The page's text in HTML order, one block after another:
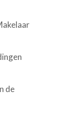
de